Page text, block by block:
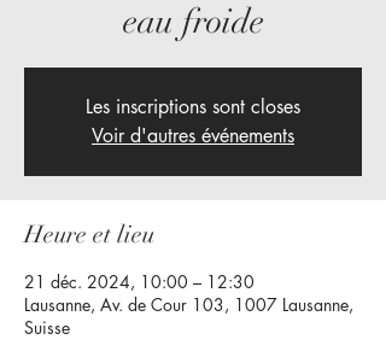
eau froide
Les inscriptions sont closes
Voir d'autres événements
Heure et lieu
21 déc. 2024, 10:00 – 12:30
Lausanne, Av. de Cour 103, 1007 Lausanne,
Suisse